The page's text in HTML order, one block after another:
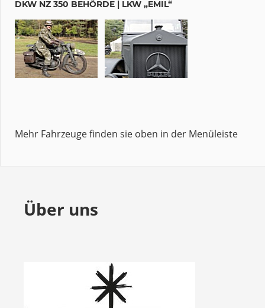
DKW NZ 350 BEHÖRDE | LKW „EMIL“
Mehr Fahrzeuge finden sie oben in der Menüleiste
Über uns